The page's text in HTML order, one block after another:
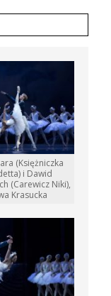
(Księżniczka
i Dawid
(Carewicz Niki),
Krasucka